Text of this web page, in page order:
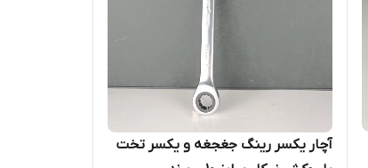
آچار یکسر رینگ جغجغه و یکسر تخت